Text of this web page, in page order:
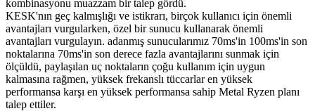
kombinasyonu muazzam bir talep gördü.
KESK'nın geç kalmışlığı ve istikrarı, birçok kullanıcı için önemli
avantajları vurgularken, özel bir sunucu kullanarak önemli
avantajları vurgulayın. adanmış sunucularımız 70ms'in 100ms'in son
noktalarına 70ms'in son derece fazla avantajlarını sunmak için
ölçüldü, paylaşılan uç noktaların çoğu kullanım için uygun
kalmasına rağmen, yüksek frekanslı tüccarlar en yüksek
performansa karşı en yüksek performansa sahip Metal Ryzen planı
talep ettiler.